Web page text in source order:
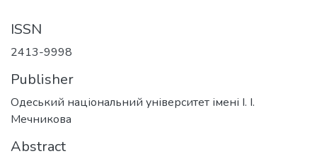
ISSN
2413-9998
Publisher
Одеський національний університет імені І. І.
Мечникова
Abstract